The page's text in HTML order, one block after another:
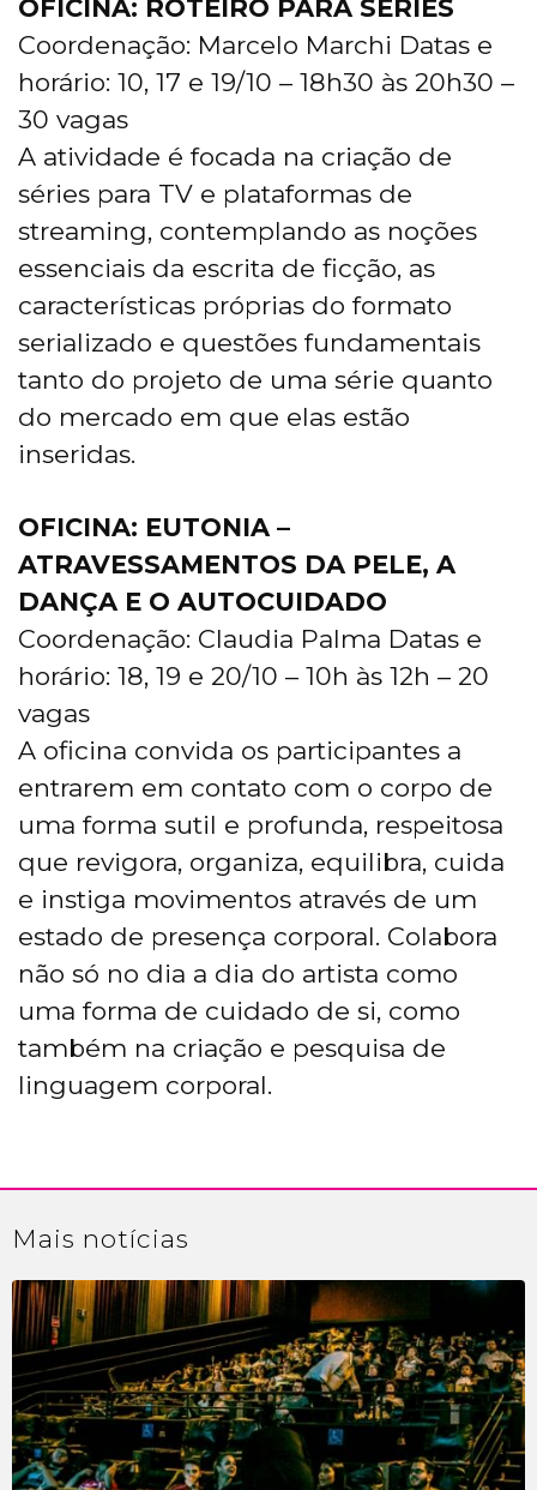
OFICINA: ROTEIRO PARA SÉRIES
Coordenação: Marcelo Marchi Datas e
horário: 10, 17 e 19/10 – 18h30 às 20h30 –
30 vagas
A atividade é focada na criação de
séries para TV e plataformas de
streaming, contemplando as noções
essenciais da escrita de ficção, as
características próprias do formato
serializado e questões fundamentais
tanto do projeto de uma série quanto
do mercado em que elas estão
inseridas.
OFICINA: EUTONIA –
ATRAVESSAMENTOS DA PELE, A
DANÇA E O AUTOCUIDADO
Coordenação: Claudia Palma Datas e
horário: 18, 19 e 20/10 – 10h às 12h – 20
vagas
A oficina convida os participantes a
entrarem em contato com o corpo de
uma forma sutil e profunda, respeitosa
que revigora, organiza, equilibra, cuida
e instiga movimentos através de um
estado de presença corporal. Colabora
não só no dia a dia do artista como
uma forma de cuidado de si, como
também na criação e pesquisa de
linguagem corporal.
Mais notícias